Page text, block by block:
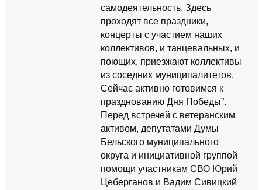
самодеятельность. Здесь
проходят все праздники,
концерты с участием наших
коллективов, и танцевальных, и
поющих, приезжают коллективы
из соседних муниципалитетов.
Сейчас активно готовимся к
празднованию Дня Победы”.
Перед встречей с ветеранским
активом, депутатами Думы
Бельского муниципального
округа и инициативной группой
помощи участникам СВО Юрий
Цеберганов и Вадим Сивицкий